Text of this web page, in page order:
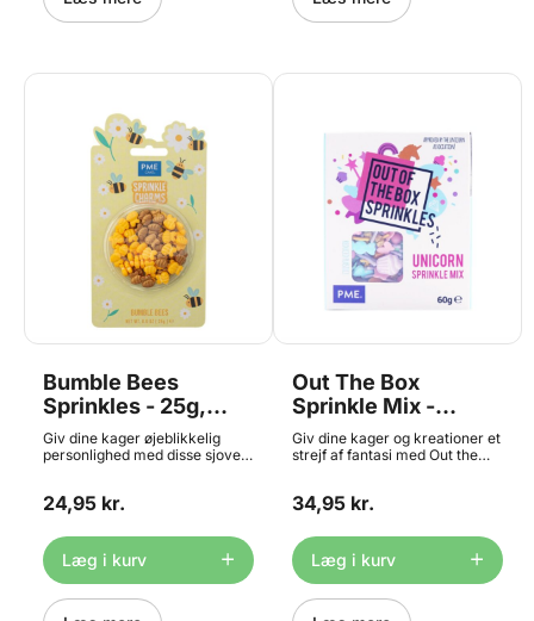
Bumble Bees
Sprinkles - 25g,
PME
Giv dine kager øjeblikkelig
personlighed med disse sjove
sprinkles formet som bier, hver
11mm. Perfekte til cupcakes,
doughnuts, desserter, is og
meget mere. Sprinkle Charms
fås i mange temaer, så de
passer til enhver anledning.
24,95 kr.
Læg i kurv
Out The Box
Sprinkle Mix -
Unicorn 60g, PME
Giv dine kager og kreationer et
strejf af fantasi med Out the
unikke sukkerfigurer og
farver, der gør dine kager
ekstra iøjnefaldende og
kreative. Alle sprinkles er
håndtegnet og modelleret fra
bunden af PME’s britiske
34,95 kr.
Læg i kurv